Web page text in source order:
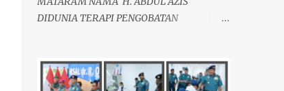
DIDUNIA TERAPI PENGOBATAN
KEMBALI JANTAN DAN PERKASA, sudah
tidak asing lagi dimata warga baik para